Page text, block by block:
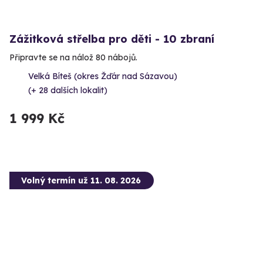
Zážitková střelba pro děti - 10 zbraní
Připravte se na nálož 80 nábojů.
Velká Bíteš (okres Žďár nad Sázavou)
(+ 28 dalších lokalit)
1 999 Kč
Volný termín už 11. 08. 2026